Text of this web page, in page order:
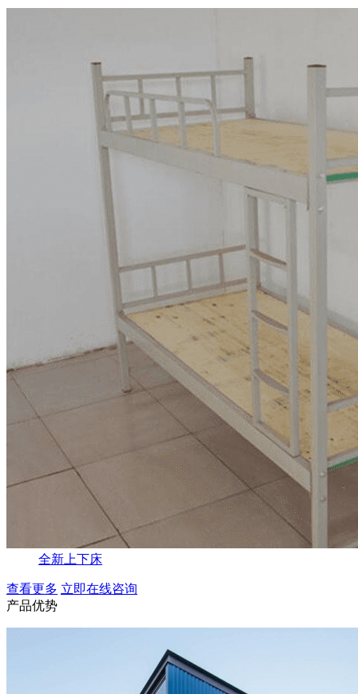
全新上下床
查看更多 立即在线咨询
产品优势